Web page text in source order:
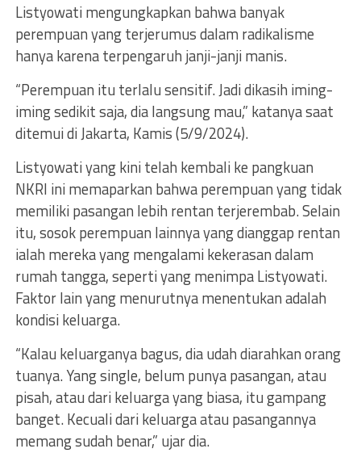
Listyowati mengungkapkan bahwa banyak
perempuan yang terjerumus dalam radikalisme
hanya karena terpengaruh janji-janji manis.
“Perempuan itu terlalu sensitif. Jadi dikasih iming-
iming sedikit saja, dia langsung mau,” katanya saat
ditemui di Jakarta, Kamis (5/9/2024).
Listyowati yang kini telah kembali ke pangkuan
NKRI ini memaparkan bahwa perempuan yang tidak
memiliki pasangan lebih rentan terjerembab. Selain
itu, sosok perempuan lainnya yang dianggap rentan
ialah mereka yang mengalami kekerasan dalam
rumah tangga, seperti yang menimpa Listyowati.
Faktor lain yang menurutnya menentukan adalah
kondisi keluarga.
“Kalau keluarganya bagus, dia udah diarahkan orang
tuanya. Yang single, belum punya pasangan, atau
pisah, atau dari keluarga yang biasa, itu gampang
banget. Kecuali dari keluarga atau pasangannya
memang sudah benar,” ujar dia.